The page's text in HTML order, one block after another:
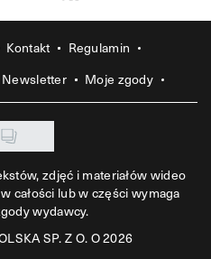
Kontakt
Regulamin
Newsletter Moje zgody
zdjęć i materiałów wideo
całości lub w części wymaga
wydawcy.
SP. Z O. O 2026